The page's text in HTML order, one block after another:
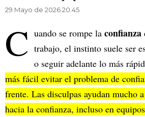
29 Mayo de 2026 20.45
C uando se rompe la confianza
trabajo, el instinto suele ser
o seguir adelante lo más
más fácil evitar el problema de
frente. Las disculpas ayudan mucho a
hacia la confianza, incluso en